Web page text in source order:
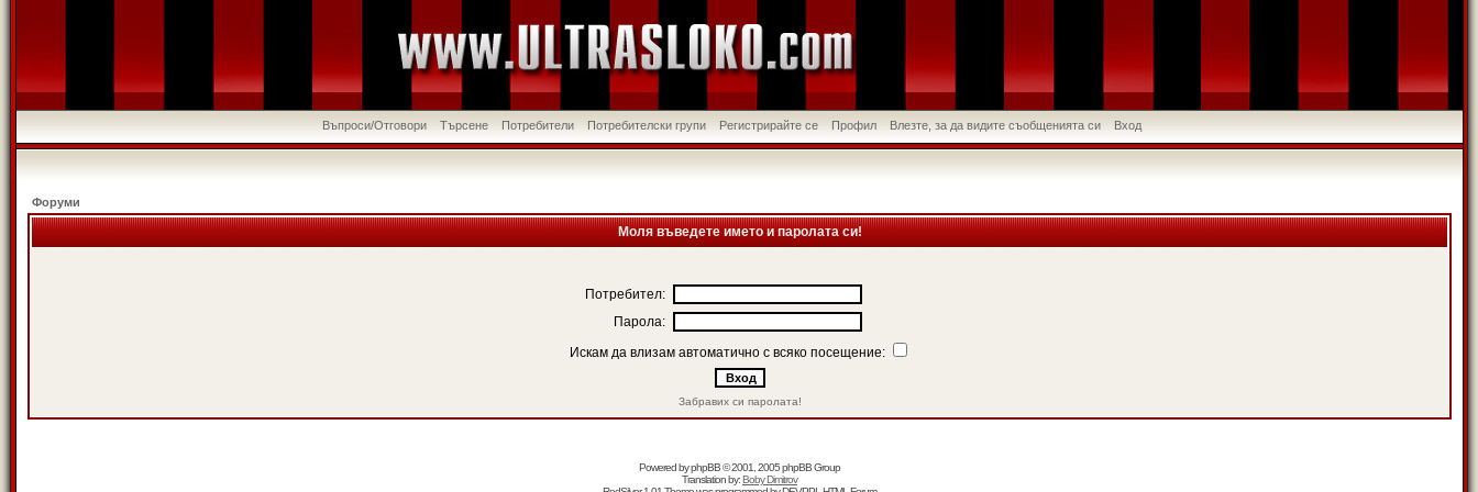
Въпроси/Отговори Търсене Потребители Потребителски групи Регистрирайте се Профил Влезте, за да видите съобщенията си Вход
Форуми
Моля въведете името и паролата си!
Потребител:
Парола:
Искам да влизам автоматично с всяко посещение:
Забравих си паролата!
Powered byphpBB© 2001, 2005 phpBB Group
Translation by:Boby Dimitrov